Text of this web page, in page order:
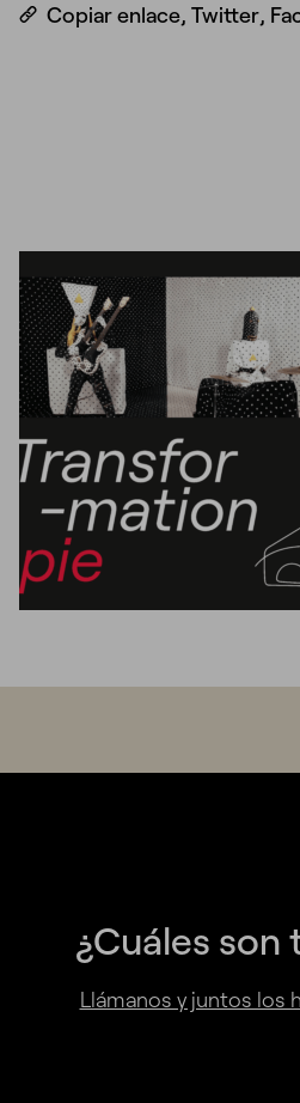
Copiar enlace, Twitter,
¿Cuáles son
Llámanos y juntos los